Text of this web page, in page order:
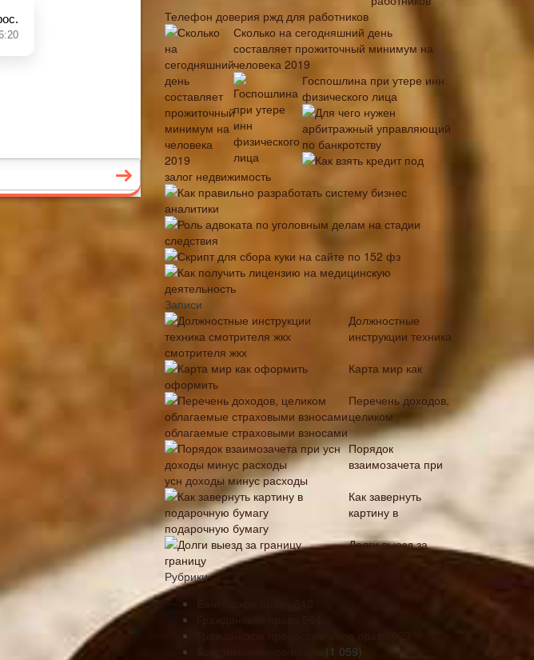
Телефон доверия ржд для работников
Сколько на сегодняшний день
составляет прожиточный минимум на
человека 2019
Госпошлина при утере инн
физического лица
Для чего нужен
арбитражный управляющий
по банкротству
Как взять кредит под
залог недвижимость
Как правильно разработать систему бизнес
аналитики
Роль адвоката по уголовным делам на стадии
следствия
Скрипт для сбора куки на сайте по 152 фз
Как получить лицензию на медицинскую
деятельность
Записи
Должностные
инструкции техника
смотрителя жкх
Карта мир как
оформить
Перечень доходов,
целиком
облагаемые страховыми взносами
Порядок
взаимозачета при
усн доходы минус расходы
Как завернуть
картину в
подарочную бумагу
Долги выезд за
границу
Рубрики
Гражданское процессуальное право
(1 059)